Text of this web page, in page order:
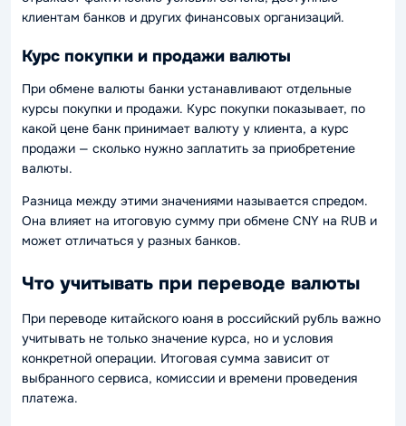
клиентам банков и других финансовых организаций.
Курс покупки и продажи валюты
При обмене валюты банки устанавливают отдельные
курсы покупки и продажи. Курс покупки показывает, по
какой цене банк принимает валюту у клиента, а курс
продажи — сколько нужно заплатить за приобретение
валюты.
Разница между этими значениями называется спредом.
Она влияет на итоговую сумму при обмене CNY на RUB и
может отличаться у разных банков.
Что учитывать при переводе валюты
При переводе китайского юаня в российский рубль важно
учитывать не только значение курса, но и условия
конкретной операции. Итоговая сумма зависит от
выбранного сервиса, комиссии и времени проведения
платежа.